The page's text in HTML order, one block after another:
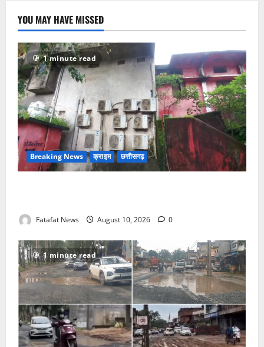
YOU MAY HAVE MISSED
1 minute read
Breaking News क्राइम छत्तीसगढ़
Fatafat News August 10, 2026 0
1 minute read